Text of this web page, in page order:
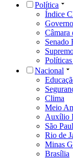
Política
Índice
Câmara
Senado
Nacional
Clima
Meio
Auxílio
São
Rio de
Minas
Brasília